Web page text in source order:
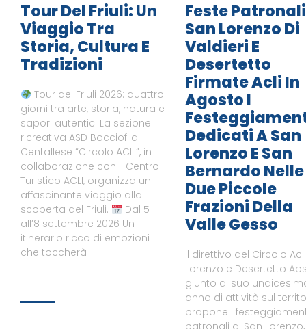
Tour Del Friuli: Un
Viaggio Tra
Storia, Cultura E
Tradizioni
Tour del Friuli 2026: quattro
giorni tra arte, storia, natura e
sapori autentici La sezione
ricreativa ASD Bocciofila
Centallese “Circolo ACLI”, in
collaborazione con il Centro
Turistico ACLI, organizza un
affascinante viaggio alla
scoperta del Friuli.
Dal 5
all’8 settembre 2026 Un
itinerario ricco di emozioni
che toccherà
Feste
San Lorenzo Di
Valdieri E
Desertetto
Firmate Acli In
Agosto I
Dedicati A San
Lorenzo E San
Bernardo Nelle
Due Piccole
Frazioni Della
Valle Gesso
Il direttivo del Circolo
Lorenzo e Desertetto
giunto al suo
anno di attività sul
propone i